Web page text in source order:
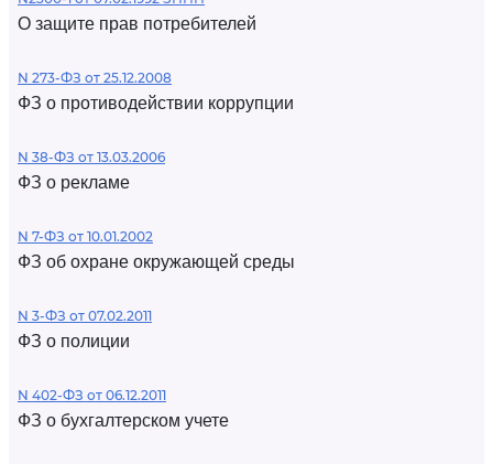
О защите прав потребителей
N 273-ФЗ от 25.12.2008
ФЗ о противодействии коррупции
N 38-ФЗ от 13.03.2006
ФЗ о рекламе
N 7-ФЗ от 10.01.2002
ФЗ об охране окружающей среды
N 3-ФЗ от 07.02.2011
ФЗ о полиции
N 402-ФЗ от 06.12.2011
ФЗ о бухгалтерском учете